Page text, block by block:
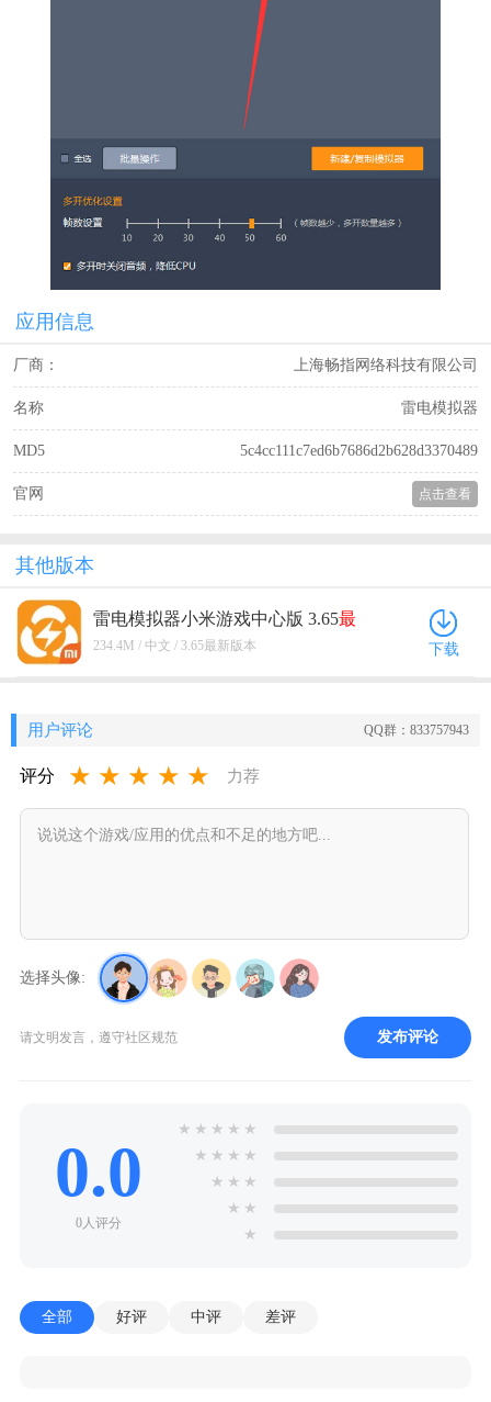
应用信息
厂商： 上海畅指网络科技有限公司
名称 雷电模拟器
MD5 5c4cc111c7ed6b7686d2b628d3370489
官网 点击查看
其他版本
雷电模拟器小米游戏中心版 3.65最
新版本
234.4M / 中文 / 3.65最新版本 下载
用户评论 QQ群：833757943
评分 ★ ★ ★ ★ ★ 力荐
选择头像:
请文明发言，遵守社区规范 发布评论
0.0
0人评分
★ ★ ★ ★ ★
★ ★ ★ ★
★ ★ ★
★ ★
★
全部 好评 中评 差评